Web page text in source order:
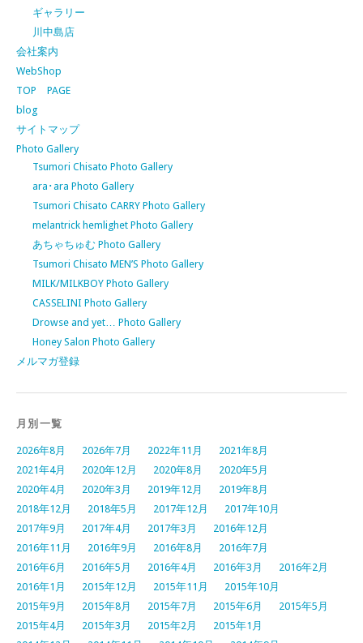
ギャラリー
川中島店
会社案内
WebShop
TOP PAGE
blog
サイトマップ
Photo Gallery
Tsumori Chisato Photo Gallery
ara･ara Photo Gallery
Tsumori Chisato CARRY Photo Gallery
melantrick hemlighet Photo Gallery
あちゃちゅむ Photo Gallery
Tsumori Chisato MEN’S Photo Gallery
MILK/MILKBOY Photo Gallery
CASSELINI Photo Gallery
Drowse and yet… Photo Gallery
Honey Salon Photo Gallery
メルマガ登録
月別一覧
2026年8月 2026年7月 2022年11月
2021年8月
2021年4月
2020年12月 2020年8月
2020年5月
2020年4月
2020年3月 2019年12月
2019年8月
2018年12月
2018年5月 2017年12月
2017年10月
2017年9月
2017年4月 2017年3月
2016年12月
2016年11月
2016年9月 2016年8月
2016年7月
2016年6月
2016年5月 2016年4月 2016年3月
2016年2月
2016年1月
2015年12月 2015年11月
2015年10月
2015年9月
2015年8月 2015年7月 2015年6月
2015年5月
2015年4月
2015年3月 2015年2月
2015年1月